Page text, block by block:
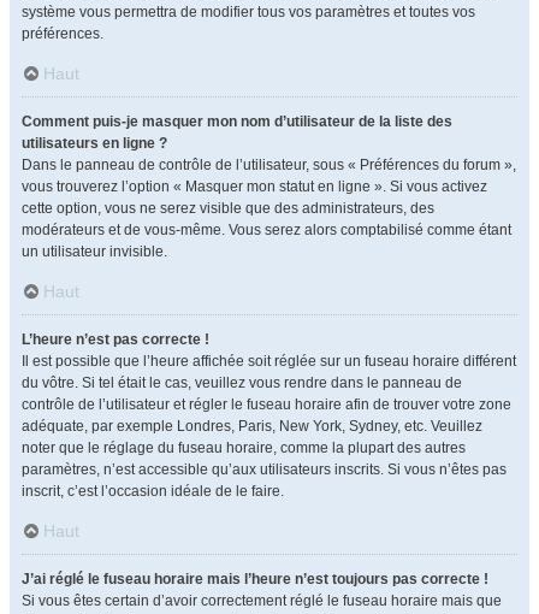
système vous permettra de modifier tous vos paramètres et toutes vos
préférences.
Haut
Comment puis-je masquer mon nom d’utilisateur de la liste des
utilisateurs en ligne ?
Dans le panneau de contrôle de l’utilisateur, sous « Préférences du forum »,
vous trouverez l’option « Masquer mon statut en ligne ». Si vous activez
cette option, vous ne serez visible que des administrateurs, des
modérateurs et de vous-même. Vous serez alors comptabilisé comme étant
un utilisateur invisible.
Haut
L’heure n’est pas correcte !
Il est possible que l’heure affichée soit réglée sur un fuseau horaire différent
du vôtre. Si tel était le cas, veuillez vous rendre dans le panneau de
contrôle de l’utilisateur et régler le fuseau horaire afin de trouver votre zone
adéquate, par exemple Londres, Paris, New York, Sydney, etc. Veuillez
noter que le réglage du fuseau horaire, comme la plupart des autres
paramètres, n’est accessible qu’aux utilisateurs inscrits. Si vous n’êtes pas
inscrit, c’est l’occasion idéale de le faire.
Haut
J’ai réglé le fuseau horaire mais l’heure n’est toujours pas correcte !
Si vous êtes certain d’avoir correctement réglé le fuseau horaire mais que